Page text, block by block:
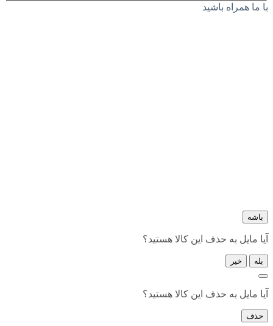
با ما همراه باشید
باشه
آیا مایل به حذف این کالا هستید؟
بله خیر
آیا مایل به حذف این کالا هستید؟
حذف